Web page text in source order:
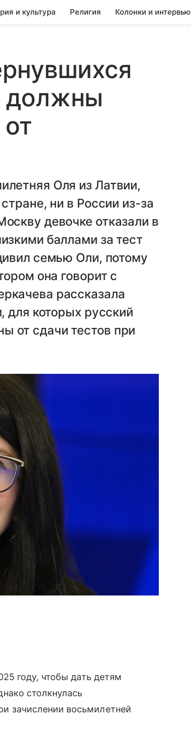
и культура Религия Колонки и интервью
должны
Оля из Латвии,
ни в России из-за
девочке отказали в
баллами за тест
семью Оли, потому
она говорит с
рассказала
для которых русский
от сдачи тестов при
году, чтобы дать детям
столкнулась
зачислении восьмилетней